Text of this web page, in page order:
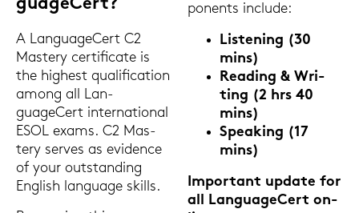
guageCert?
A Lan­guageCert C2
Mas­tery cer­ti­fi­ca­te is
the hig­hest qua­li­fi­ca­ti­on
among all Lan­
guageCert in­ter­na­tio­nal
ESOL exams. C2 Mas­
tery ser­ves as evi­den­ce
of your out­stan­ding
Eng­lish lan­guage skills.
po­n­ents in­clu­de:
Lis­te­ning (30
mins)
Rea­ding & Wri­
ting (2 hrs 40
mins)
Spea­king (17
mins)
Im­portant up­date for
all Lan­guageCert on­